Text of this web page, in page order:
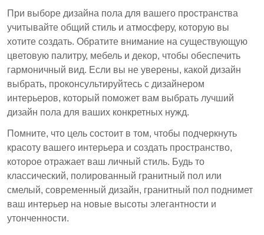
При выборе дизайна пола для вашего пространства
учитывайте общий стиль и атмосферу, которую вы
хотите создать. Обратите внимание на существующую
цветовую палитру, мебель и декор, чтобы обеспечить
гармоничный вид. Если вы не уверены, какой дизайн
выбрать, проконсультируйтесь с дизайнером
интерьеров, который поможет вам выбрать лучший
дизайн пола для ваших конкретных нужд.
Помните, что цель состоит в том, чтобы подчеркнуть
красоту вашего интерьера и создать пространство,
которое отражает ваш личный стиль. Будь то
классический, полированный гранитный пол или
смелый, современный дизайн, гранитный пол поднимет
ваш интерьер на новые высоты элегантности и
утонченности.